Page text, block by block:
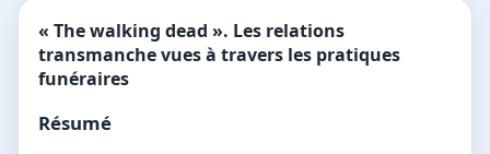
« The walking dead ». Les relations
transmanche vues à travers les pratiques
funéraires
Résumé